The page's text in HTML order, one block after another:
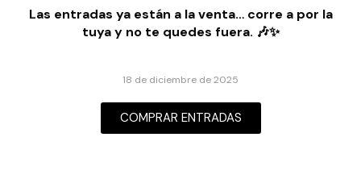
Las entradas ya están a la venta… corre a por la
tuya y no te quedes fuera. 🎶✨
18 de diciembre de 2025
COMPRAR ENTRADAS